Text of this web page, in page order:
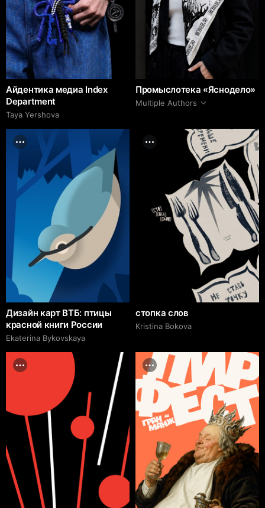
Айдентика медиа Index
Department
Taya Yershova
Промыслотека «Яснодело»
Multiple Authors
Дизайн карт ВТБ: птицы
красной книги России
Ekaterina Bykovskaya
стопка слов
Kristina Bokova